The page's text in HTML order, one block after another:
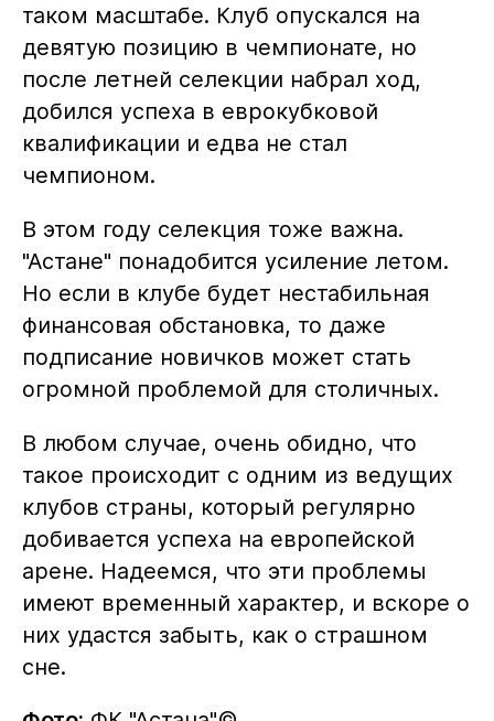
таком масштабе. Клуб опускался на
девятую позицию в чемпионате, но
после летней селекции набрал ход,
добился успеха в еврокубковой
квалификации и едва не стал
чемпионом.
В этом году селекция тоже важна.
"Астане" понадобится усиление летом.
Но если в клубе будет нестабильная
финансовая обстановка, то даже
подписание новичков может стать
огромной проблемой для столичных.
В любом случае, очень обидно, что
такое происходит с одним из ведущих
клубов страны, который регулярно
добивается успеха на европейской
арене. Надеемся, что эти проблемы
имеют временный характер, и вскоре о
них удастся забыть, как о страшном
сне.